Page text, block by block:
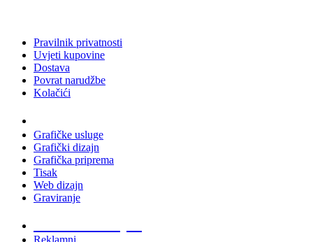
Pravilnik privatnosti
Uvjeti kupovine
Dostava
Povrat narudžbe
Kolačići
Grafičke usluge
Grafički dizajn
Grafička priprema
Tisak
Web dizajn
Graviranje
Reklamni